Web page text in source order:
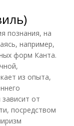
познания, на
например,
форм Канта.
из опыта,
от
посредством